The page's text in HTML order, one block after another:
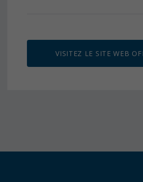
VISITEZ LE SITE WEB